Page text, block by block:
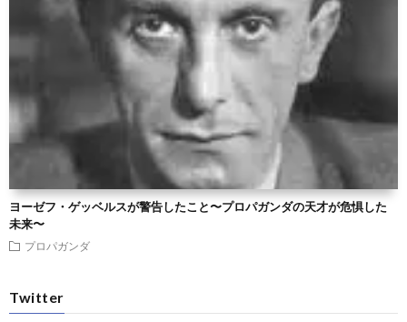
ヨーゼフ・ゲッベルスが警告したこと〜プロパガンダの天才が危惧した
未来〜
プロパガンダ
Twitter